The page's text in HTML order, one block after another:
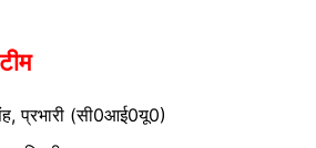
प्रभारी (सी0आई0यू0)